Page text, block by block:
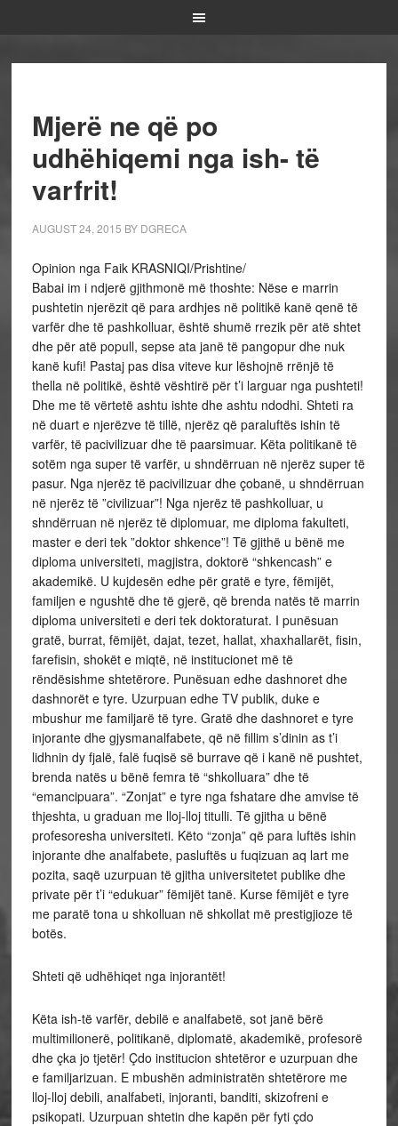
Mjerë ne që po
udhëhiqemi nga ish- të
varfrit!
AUGUST 24, 2015 BY DGRECA
Opinion nga Faik KRASNIQI/Prishtine/
Babai im i ndjerë gjithmonë më thoshte: Nëse e marrin
pushtetin njerëzit që para ardhjes në politikë kanë qenë të
varfër dhe të pashkolluar, është shumë rrezik për atë shtet
dhe për atë popull, sepse ata janë të pangopur dhe nuk
kanë kufi! Pastaj pas disa viteve kur lëshojnë rrënjë të
thella në politikë, është vështirë për t’i larguar nga pushteti!
Dhe me të vërtetë ashtu ishte dhe ashtu ndodhi. Shteti ra
në duart e njerëzve të tillë, njerëz që paraluftës ishin të
varfër, të pacivilizuar dhe të paarsimuar. Këta politikanë të
sotëm nga super të varfër, u shndërruan në njerëz super të
pasur. Nga njerëz të pacivilizuar dhe çobanë, u shndërruan
në njerëz të ”civilizuar”! Nga njerëz të pashkolluar, u
shndërruan në njerëz të diplomuar, me diploma fakulteti,
master e deri tek ”doktor shkence”! Të gjithë u bënë me
diploma universiteti, magjistra, doktorë “shkencash” e
akademikë. U kujdesën edhe për gratë e tyre, fëmijët,
familjen e ngushtë dhe të gjerë, që brenda natës të marrin
diploma universiteti e deri tek doktoraturat. I punësuan
gratë, burrat, fëmijët, dajat, tezet, hallat, xhaxhallarët, fisin,
farefisin, shokët e miqtë, në institucionet më të
rëndësishme shtetërore. Punësuan edhe dashnoret dhe
dashnorët e tyre. Uzurpuan edhe TV publik, duke e
mbushur me familjarë të tyre. Gratë dhe dashnoret e tyre
injorante dhe gjysmanalfabete, që në fillim s’dinin as t’i
lidhnin dy fjalë, falë fuqisë së burrave që i kanë në pushtet,
brenda natës u bënë femra të “shkolluara” dhe të
“emancipuara”. “Zonjat” e tyre nga fshatare dhe amvise të
thjeshta, u graduan me lloj-lloj titulli. Të gjitha u bënë
profesoresha universiteti. Këto “zonja” që para luftës ishin
injorante dhe analfabete, pasluftës u fuqizuan aq lart me
pozita, saqë uzurpuan të gjitha universitetet publike dhe
private për t’i “edukuar” fëmijët tanë. Kurse fëmijët e tyre
me paratë tona u shkolluan në shkollat më prestigjioze të
botës.
Shteti që udhëhiqet nga injorantët!
Këta ish-të varfër, debilë e analfabetë, sot janë bërë
multimilionerë, politikanë, diplomatë, akademikë, profesorë
dhe çka jo tjetër! Çdo institucion shtetëror e uzurpuan dhe
e familjarizuan. E mbushën administratën shtetërore me
lloj-lloj debili, analfabeti, injoranti, banditi, skizofreni e
psikopati. Uzurpuan shtetin dhe kapën për fyti çdo